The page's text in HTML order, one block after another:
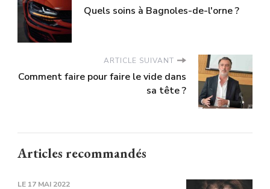
Quels soins à Bagnoles-de-l'orne ?
ARTICLE SUIVANT
Comment faire pour faire le vide dans
sa tête ?
Articles recommandés
LE 17 MAI 2022